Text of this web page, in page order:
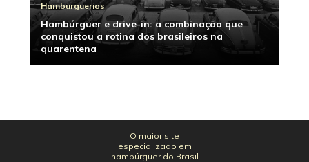
Hamburguerias
Hambúrguer e drive-in: a combinação que
conquistou a rotina dos brasileiros na
quarentena
O maior site
especializado em
hambúrguer do Brasil